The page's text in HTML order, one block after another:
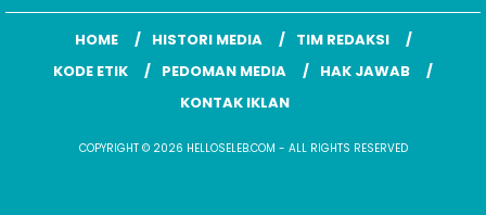
HOME HISTORI MEDIA
TIM REDAKSI
KODE ETIK
PEDOMAN MEDIA
HAK JAWAB
KONTAK IKLAN
COPYRIGHT © 2026 HELLOSELEB.COM - ALL RIGHTS RESERVED